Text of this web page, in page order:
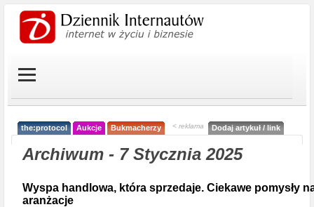
the:protocol Aukcje Bukmacherzy < reklama Dodaj artykuł / link
Archiwum - 7 Stycznia 2025
Wyspa handlowa, która sprzedaje. Ciekawe pomysły
aranżacje